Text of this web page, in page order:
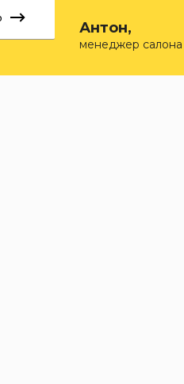
Антон,
менеджер салона